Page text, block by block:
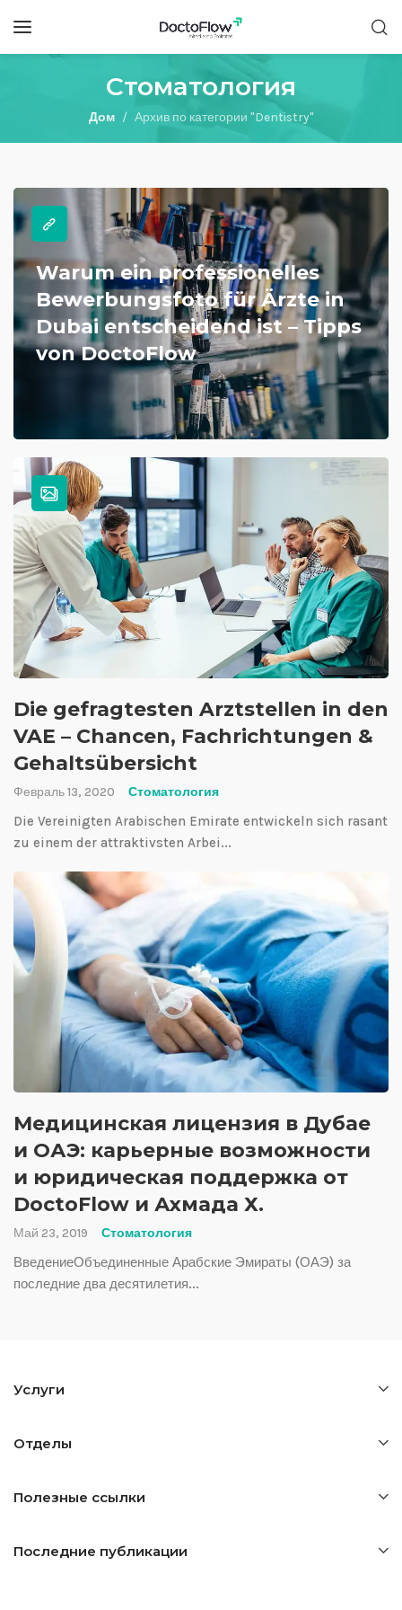
Стоматология
Дом Архив по категории "Dentistry"
Warum ein professionelles
Bewerbungsfoto für Ärzte in
Dubai entscheidend ist – Tipps
von DoctoFlow
Die gefragtesten Arztstellen in den
VAE – Chancen, Fachrichtungen &
Gehaltsübersicht
Февраль 13, 2020 Стоматология
Die Vereinigten Arabischen Emirate entwickeln sich rasant
zu einem der attraktivsten Arbei...
Медицинская лицензия в Дубае
и ОАЭ: карьерные возможности
и юридическая поддержка от
DoctoFlow и Ахмада Х.
Май 23, 2019 Стоматология
ВведениеОбъединенные Арабские Эмираты (ОАЭ) за
последние два десятилетия...
Услуги
Отделы
Полезные ссылки
Последние публикации